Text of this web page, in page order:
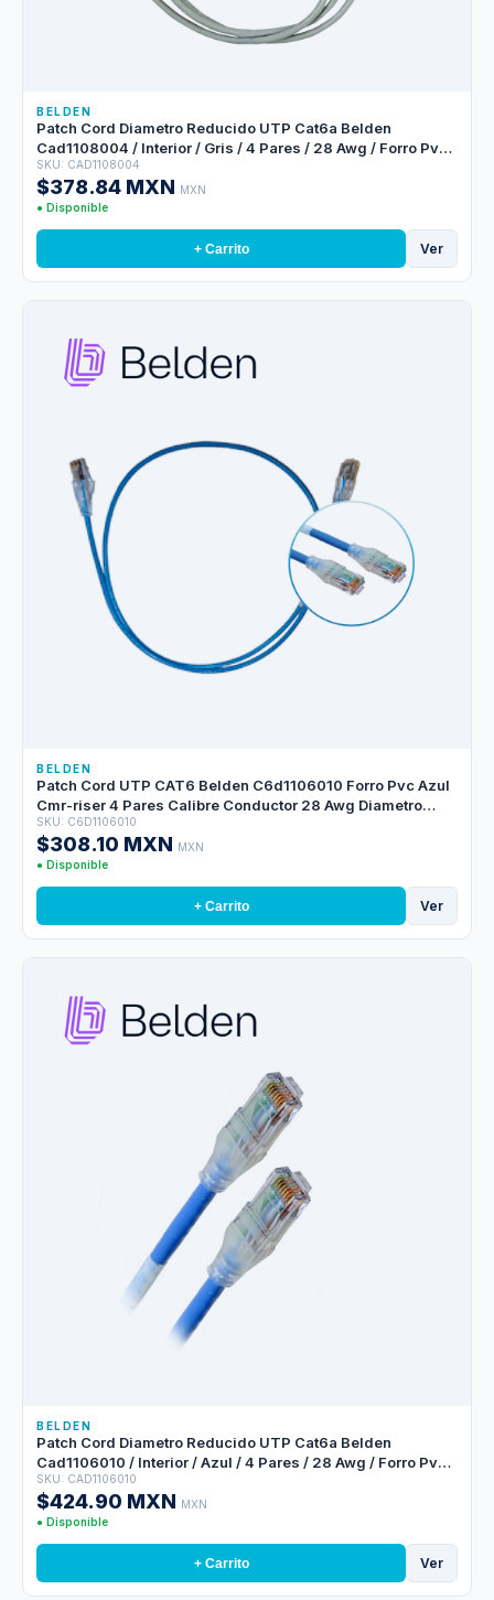
BELDEN
Patch Cord Diametro Reducido UTP Cat6a Belden
Cad1108004 / Interior / Gris / 4 Pares / 28 Awg / Forro Pvc /
Cmr / 4 Pies 1.2 Metros
SKU: CAD1108004
$378.84 MXN MXN
● Disponible
+ Carrito Ver
BELDEN
Patch Cord UTP CAT6 Belden C6d1106010 Forro Pvc Azul
Cmr-riser 4 Pares Calibre Conductor 28 Awg Diametro
Reducido Cobre Estañado Multifilar Uso Interior Partes
Relacionadas:conectores Modulares CAT6 Patch Panel
CAT6 Longitud 10 Pies 3 Metros
SKU: C6D1106010
$308.10 MXN MXN
● Disponible
+ Carrito Ver
BELDEN
Patch Cord Diametro Reducido UTP Cat6a Belden
Cad1106010 / Interior / Azul / 4 Pares / 28 Awg / Forro Pvc /
Cmr / 10 Pies 3 Metros
SKU: CAD1106010
$424.90 MXN MXN
● Disponible
+ Carrito Ver